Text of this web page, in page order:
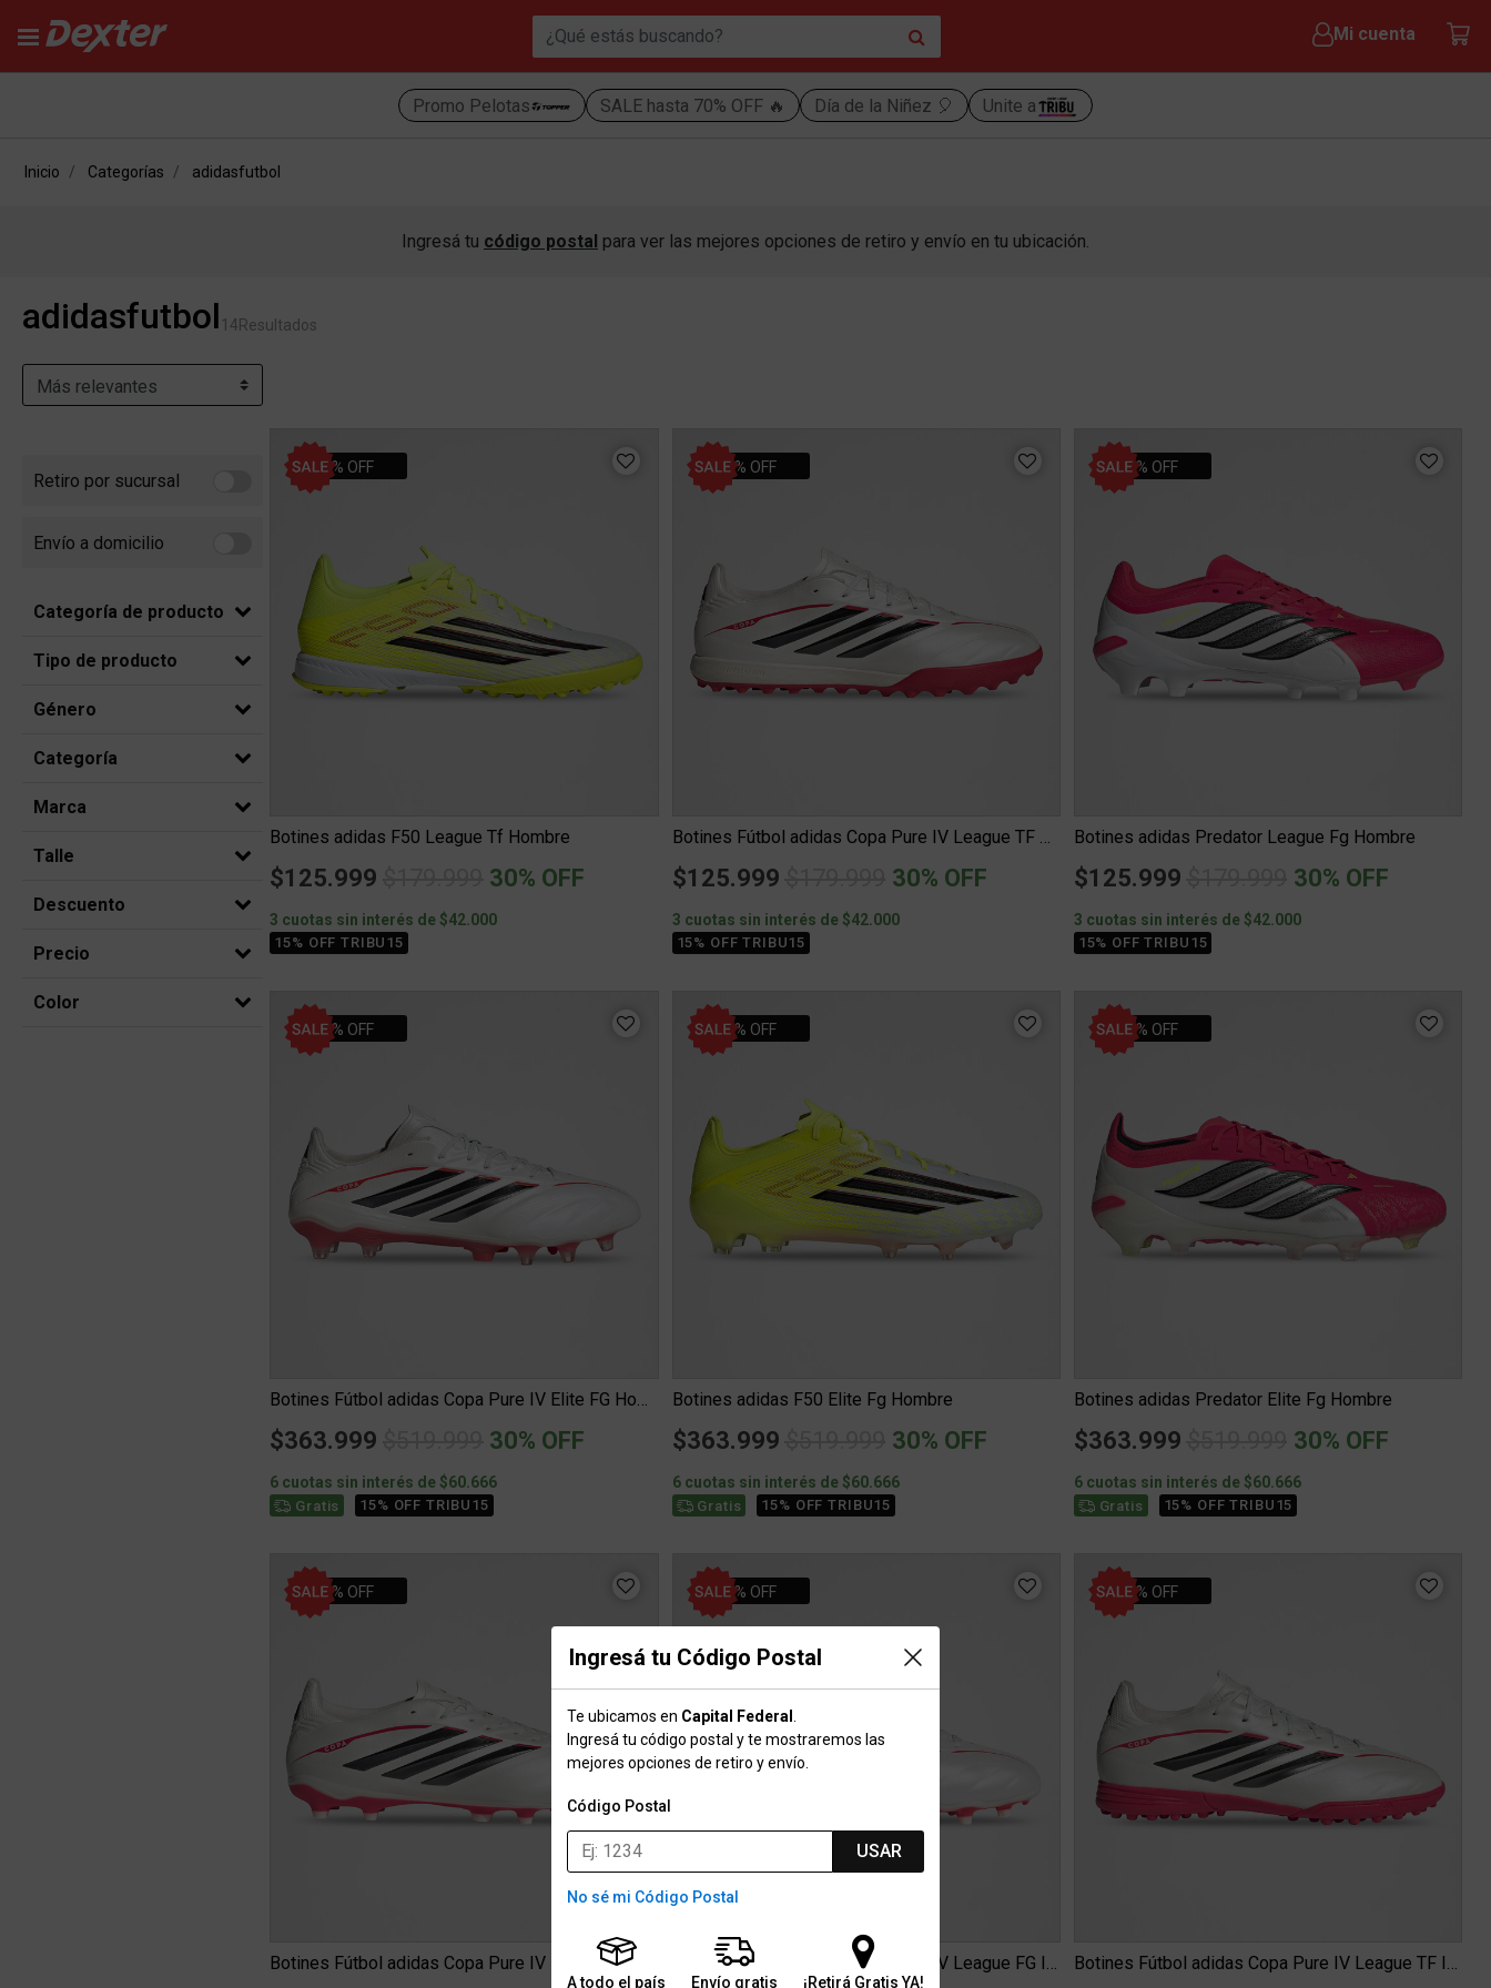
Mi cuenta
Promo Pelotas SALE hasta 70% OFF 🔥 Día de la Niñez 🎈 Unite a
Ingresá tu Código Postal
Te ubicamos en Capital Federal
Ingresá tu código postal y te mostraremos las
mejores opciones de retiro y envío.
Código Postal
USAR
No sé mi Código Postal
A todo el país Envío gratis ¡Retirá Gratis YA!
Inicio Categorías adidasfutbol
Ingresá tu código postal para ver las mejores opciones de retiro y envío en tu ubicación.
adidasfutbol 14Resultados
Retiro por sucursal
Refine by Retiro por sucursal: Retiro por sucursal
Envío a domicilio
Refine by Envío a domicilio: Envio a domicilio
Categoría de producto
Tipo de producto
Género
Categoría
Marca
Talle
Descuento
Precio
Color
30% OFF
Botines adidas F50 League Tf Hombre
$125.999 Price reduced from
to
30% OFF
3 cuotas sin interés de $42.000
15% OFF TRIBU15
30% OFF
Botines Fútbol adidas Copa Pure IV League TF Hombre
$125.999 Price reduced from
to
30% OFF
3 cuotas sin interés de $42.000
15% OFF TRIBU15
30% OFF
Botines adidas Predator League Fg Hombre
$125.999 Price reduced from
to
30% OFF
3 cuotas sin interés de $42.000
15% OFF TRIBU15
30% OFF
Botines Fútbol adidas Copa Pure IV Elite FG Hombre
$363.999 Price reduced from
to
30% OFF
6 cuotas sin interés de $60.666
Gratis 15% OFF TRIBU15
30% OFF
Botines adidas F50 Elite Fg Hombre
$363.999 Price reduced from
to
30% OFF
6 cuotas sin interés de $60.666
Gratis 15% OFF TRIBU15
30% OFF
Botines adidas Predator Elite Fg Hombre
$363.999 Price reduced from
to
30% OFF
6 cuotas sin interés de $60.666
Gratis 15% OFF TRIBU15
30% OFF 30% OFF 30% OFF